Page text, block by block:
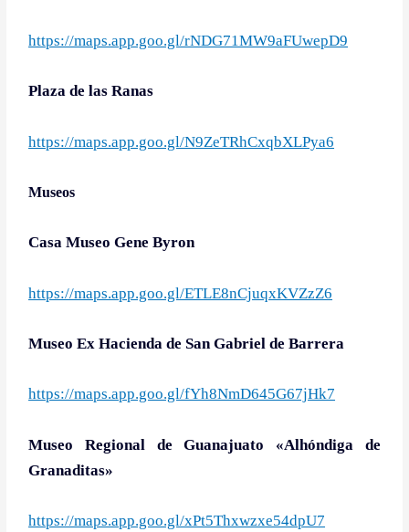
https://maps.app.goo.gl/rNDG71MW9aFUwepD9
Plaza de las Ranas
https://maps.app.goo.gl/N9ZeTRhCxqbXLPya6
Museos
Casa Museo Gene Byron
https://maps.app.goo.gl/ETLE8nCjuqxKVZzZ6
Museo Ex Hacienda de San Gabriel de Barrera
https://maps.app.goo.gl/fYh8NmD645G67jHk7
Museo Regional de Guanajuato «Alhóndiga de
Granaditas»
https://maps.app.goo.gl/xPt5Thxwzxe54dpU7